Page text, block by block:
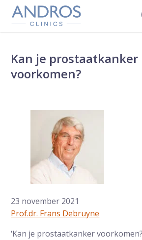
Navigatie overslaan
Kan je prostaatkanker
voorkomen?
23 november 2021
Prof.dr. Frans Debruyne
‘Kan je prostaatkanker